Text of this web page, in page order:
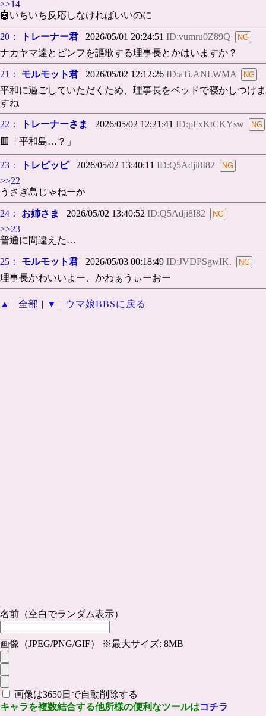
>>14
🤖いちいち反応しなければいいのに
20： トレーナー君 2026/05/01 20:24:51 ID:vumru0Z89Q
ナカヤマ達とピンフを謳歌する理事長とかはいますか？
21： モルモット君 2026/05/02 12:12:26 ID:aTi.ANLWMA
平和に過ごしていただくため、理事長をベッドで寝かしつけま
すね
22： トレーナーさま 2026/05/02 12:21:41 ID:pFxKtCKYsw
🟥「平和島…？」
23： トレピッピ2026/05/02 13:40:11 ID:Q5Adji8I82
>>22
うさぎ島じゃねーか
24： お姉さま 2026/05/02 13:40:52 ID:Q5Adji8I82
>>23
普通に間違えた…
25： モルモット君 2026/05/03 00:18:49 ID:JVDPSgwIK.
理事長かわいいよー、かわぁうぃーおー
▲ | 全部 | ▼ | ウマ娘BBSに戻る
名前（空白でランダム表示）
画像（JPEG/PNG/GIF） ※最大サイズ: 8MB
画像は3650日で自動削除する
キャラを複数結合する他所様の便利なツールはコチラ